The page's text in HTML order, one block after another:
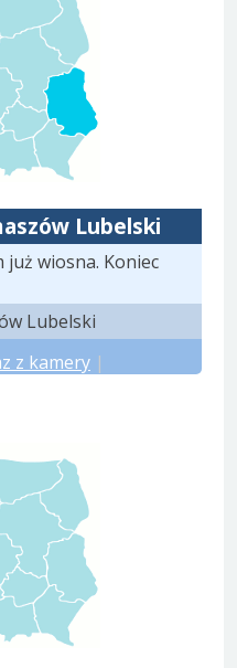
Lubelski
wiosna. Koniec
Lubelski
z kamery |